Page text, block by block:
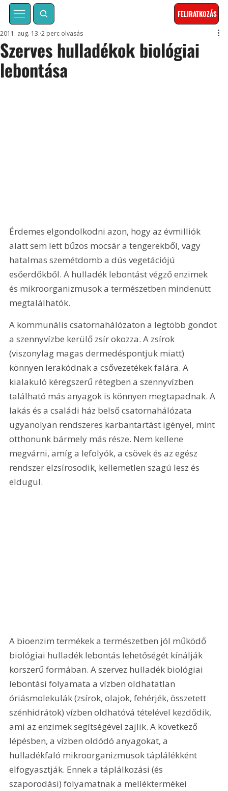
FELIRATKOZÁS
Szerves hulladékok biológiai
lebontása
2011. aug. 13. 2 perc olvasás
Érdemes elgondolkodni azon, hogy az évmilliók
alatt sem lett bűzös mocsár a tengerekből, vagy
hatalmas szemétdomb a dús vegetációjú
esőerdőkből. A hulladék lebontást végző enzimek
és mikroorganizmusok a természetben mindenütt
megtalálhatók.
A kommunális csatornahálózaton a legtöbb gondot
a szennyvízbe kerülő zsír okozza. A zsírok
(viszonylag magas dermedéspontjuk miatt)
könnyen lerakódnak a csővezetékek falára. A
kialakuló kéregszerű rétegben a szennyvízben
található más anyagok is könnyen megtapadnak. A
lakás és a családi ház belső csatornahálózata
ugyanolyan rendszeres karbantartást igényel, mint
otthonunk bármely más része. Nem kellene
megvárni, amíg a lefolyók, a csövek és az egész
rendszer elzsírosodik, kellemetlen szagú lesz és
eldugul.
A bioenzim termékek a természetben jól működő
biológiai hulladék lebontás lehetőségét kínálják
korszerű formában. A szervez hulladék biológiai
lebontási folyamata a vízben oldhatatlan
óriásmolekulák (zsírok, olajok, fehérjék, összetett
szénhidrátok) vízben oldhatóvá tételével kezdődik,
ami az enzimek segítségével zajlik. A következő
lépésben, a vízben oldódó anyagokat, a
hulladékfaló mikroorganizmusok táplálékként
elfogyasztják. Ennek a táplálkozási (és
szaporodási) folyamatnak a melléktermékei